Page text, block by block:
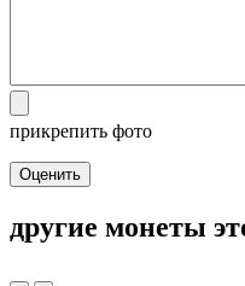
прикрепить фото
Оценить
другие монеты